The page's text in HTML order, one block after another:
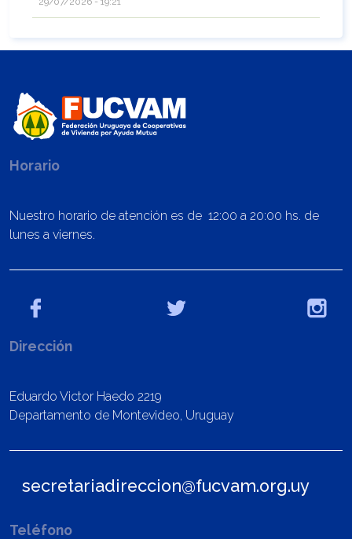
Horario
Nuestro horario de atención es de 12:00 a 20:00 hs. de
lunes a viernes.
Dirección
Eduardo Victor Haedo 2219
Departamento de Montevideo, Uruguay
secretariadireccion@fucvam.org.uy
Teléfono